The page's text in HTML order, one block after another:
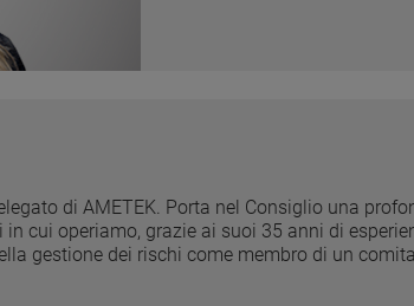
di AMETEK. Porta nel Consiglio una
cui operiamo, grazie ai suoi 35 anni di
gestione dei rischi come membro di un